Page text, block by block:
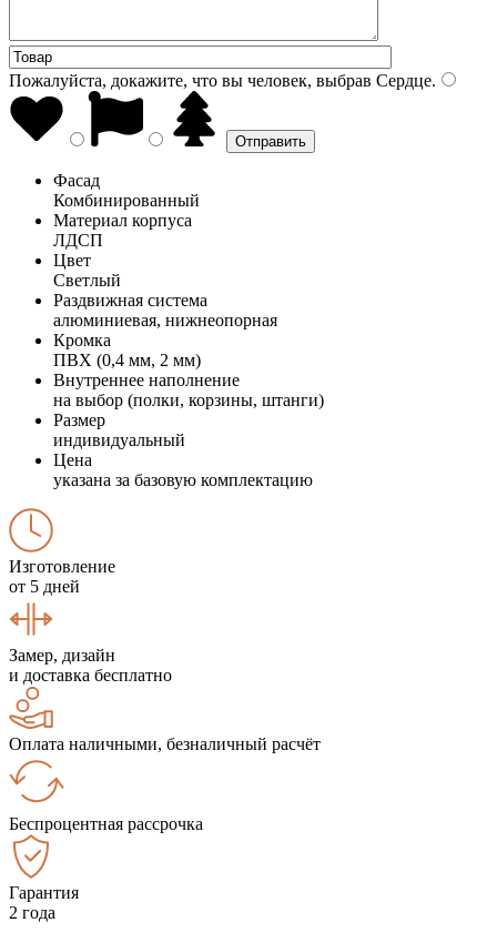
Пожалуйста, докажите, что вы человек, выбрав Сердце.
Фасад
Комбинированный
Материал корпуса
ЛДСП
Цвет
Светлый
Раздвижная система
алюминиевая, нижнеопорная
Кромка
ПВХ (0,4 мм, 2 мм)
Внутреннее наполнение
на выбор (полки, корзины, штанги)
Размер
индивидуальный
Цена
указана за базовую комплектацию
Изготовление
от 5 дней
Замер, дизайн
и доставка бесплатно
Оплата наличными, безналичный расчёт
Беспроцентная рассрочка
Гарантия
2 года